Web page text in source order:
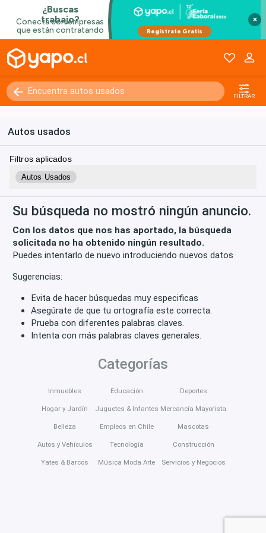
×
FILTRAR
Autos usados
Filtros aplicados
Autos Usados
Su búsqueda no mostró ningún anuncio.
Con los datos que nos has aportado, la búsqueda
solicitada no ha obtenido ningún resultado.
Puedes intentarlo de nuevo introduciendo nuevos datos
Sugerencias:
Evita de hacer búsquedas muy especificas
Asegúrate de que tu ortografía este correcta.
Prueba con diferentes palabras claves.
Intenta con más palabras claves generales.
Categorías
Inmuebles
Hogar y Jardín
Belleza
Autos y Vehículos
Yates & Barcos
Educación
Juguetes & Infantes
Empleos en Chile
Tecnología
Música Moda Arte
Deportes
Mercancía Mayorista
Mascotas
Construcción
Servicios y Negocios
Kilómetros 0 - 250000+